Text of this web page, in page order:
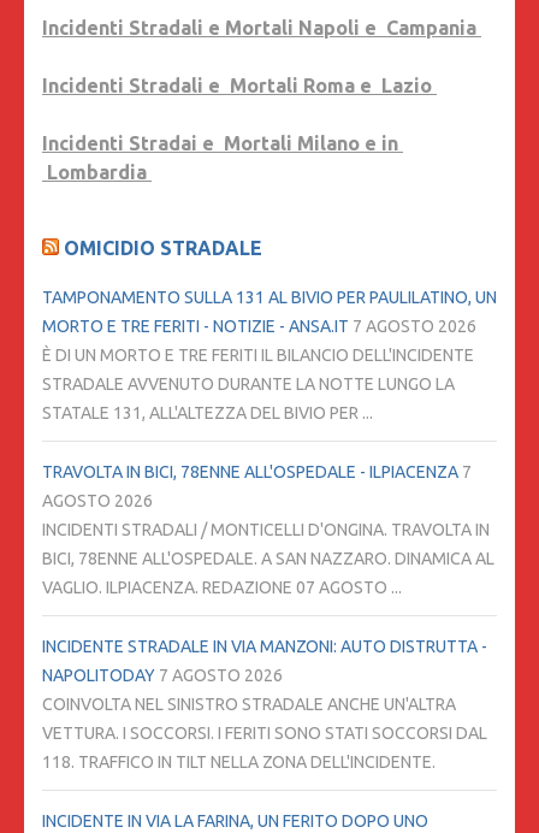
Incidenti Stradali e Mortali Napoli e Campania
Incidenti Stradali e Mortali Roma e Lazio
Incidenti Stradai e Mortali Milano e in
Lombardia
OMICIDIO STRADALE
TAMPONAMENTO SULLA 131 AL BIVIO PER PAULILATINO, UN
MORTO E TRE FERITI - NOTIZIE - ANSA.IT 7 AGOSTO 2026
È DI UN MORTO E TRE FERITI IL BILANCIO DELL'INCIDENTE
STRADALE AVVENUTO DURANTE LA NOTTE LUNGO LA
STATALE 131, ALL'ALTEZZA DEL BIVIO PER ...
TRAVOLTA IN BICI, 78ENNE ALL'OSPEDALE - ILPIACENZA 7
AGOSTO 2026
INCIDENTI STRADALI / MONTICELLI D'ONGINA. TRAVOLTA IN
BICI, 78ENNE ALL'OSPEDALE. A SAN NAZZARO. DINAMICA AL
VAGLIO. ILPIACENZA. REDAZIONE 07 AGOSTO ...
INCIDENTE STRADALE IN VIA MANZONI: AUTO DISTRUTTA -
NAPOLITODAY 7 AGOSTO 2026
COINVOLTA NEL SINISTRO STRADALE ANCHE UN'ALTRA
VETTURA. I SOCCORSI. I FERITI SONO STATI SOCCORSI DAL
118. TRAFFICO IN TILT NELLA ZONA DELL'INCIDENTE.
INCIDENTE IN VIA LA FARINA, UN FERITO DOPO UNO